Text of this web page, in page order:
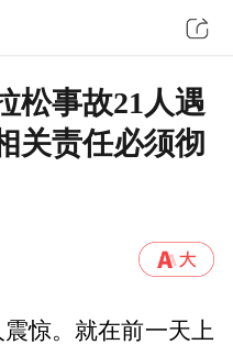
松事故21人遇
关责任必须彻
惊。就在前一天上